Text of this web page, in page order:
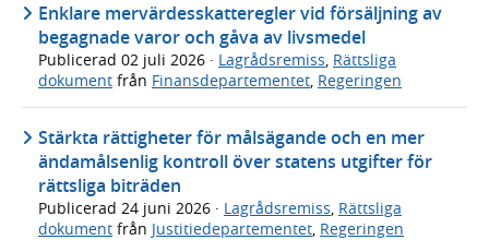
Enklare mervärdesskatteregler vid försäljning av
begagnade varor och gåva av livsmedel
Publicerad 02 juli 2026 · Lagrådsremiss, Rättsliga
dokument från Finansdepartementet, Regeringen
Stärkta rättigheter för målsägande och en mer
ändamålsenlig kontroll över statens utgifter för
rättsliga biträden
Publicerad 24 juni 2026 · Lagrådsremiss Rättsliga
dokument från Justitiedepartementet Regeringen